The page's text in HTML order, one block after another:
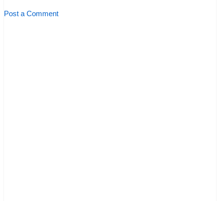
Post a Comment